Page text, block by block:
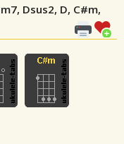
Dsus2, D, C#m,